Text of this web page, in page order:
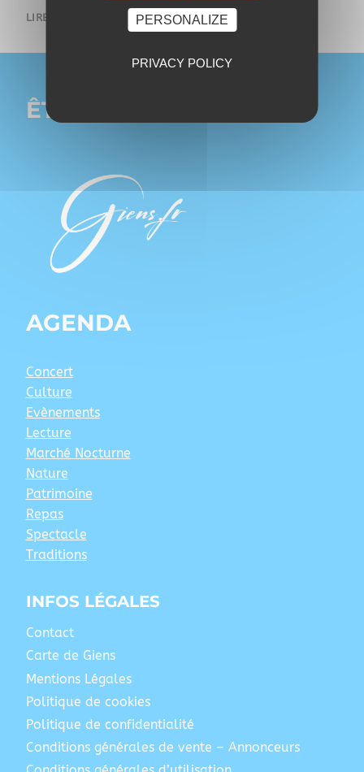
LIRE LA SUITE
ÊTRE PRÉSENT SUR
AGENDA
Concert
Culture
Evènements
Lecture
Marché Nocturne
Nature
Patrimoine
Repas
Spectacle
Traditions
INFOS LÉGALES
Contact
Carte de Giens
Mentions Légales
Politique de cookies
Politique de confidentialité
Conditions générales de vente – Annonceurs
PERSONALIZE
PRIVACY POLICY